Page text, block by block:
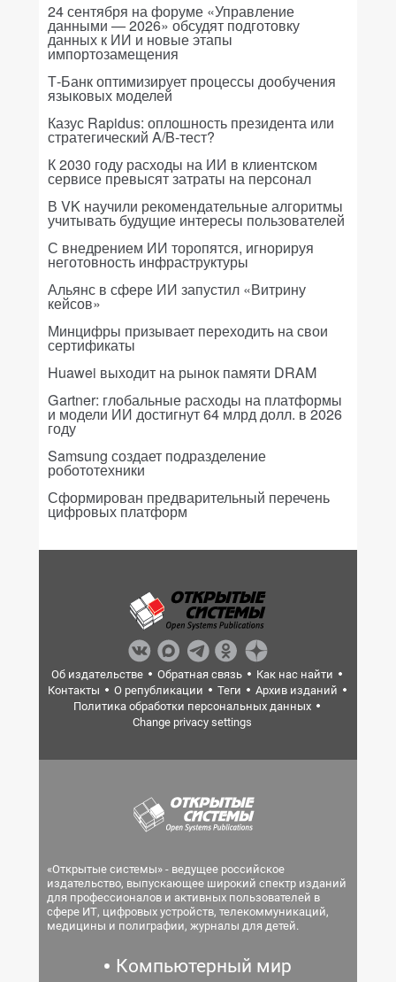
24 сентября на форуме «Управление
данными — 2026» обсудят подготовку
данных к ИИ и новые этапы
импортозамещения
Т-Банк оптимизирует процессы дообучения
языковых моделей
Казус Rapidus: оплошность президента или
стратегический A/B-тест?
К 2030 году расходы на ИИ в клиентском
сервисе превысят затраты на персонал
В VK научили рекомендательные алгоритмы
учитывать будущие интересы пользователей
С внедрением ИИ торопятся, игнорируя
неготовность инфраструктуры
Альянс в сфере ИИ запустил «Витрину
кейсов»
Минцифры призывает переходить на свои
сертификаты
Huawei выходит на рынок памяти DRAM
Gartner: глобальные расходы на платформы
и модели ИИ достигнут 64 млрд долл. в 2026
году
Samsung создает подразделение
робототехники
Сформирован предварительный перечень
цифровых платформ
Об издательстве Обратная связь
Как нас найти
Контакты
О републикации Теги
Архив изданий
Политика обработки персональных данных
Change privacy settings
«Открытые системы» - ведущее российское
издательство, выпускающее широкий спектр изданий
для профессионалов и активных пользователей в
сфере ИТ, цифровых устройств, телекоммуникаций,
медицины и полиграфии, журналы для детей.
Компьютерный мир